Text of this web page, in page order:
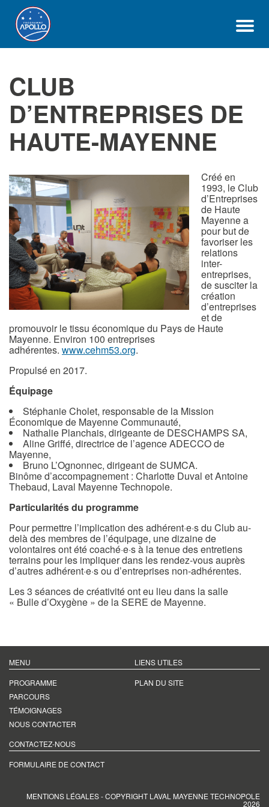
CLUB
D’ENTREPRISES DE
HAUTE-MAYENNE
Créé en
1993, le Club
d’Entreprises
de Haute
Mayenne a
pour but de
favoriser les
relations
inter-
entreprises,
de susciter la
création
d’entreprises
et de
promouvoir le tissu économique du Pays de Haute
Mayenne. Environ 100 entreprises
adhérentes. www.cehm53.org.
Propulsé en 2017.
Équipage
Stéphanie Cholet, responsable de la Mission
Économique de Mayenne Communauté,
Nathalie Planchais, dirigeante de DESCHAMPS SA,
Aline Griffé, directrice de l’agence ADECCO de
Mayenne,
Bruno L’Ognonnec, dirigeant de SUMCA.
Binôme d’accompagnement : Charlotte Duval et Antoine
Thebaud, Laval Mayenne Technopole.
Particularités du programme
Pour permettre l’implication des adhérent·e·s du Club au-
delà des membres de l’équipage, une dizaine de
volontaires ont été coaché·e·s à la tenue des entretiens
terrains pour les impliquer dans les rendez-vous auprès
d’autres adhérent·e·s ou d’entreprises non-adhérentes.
Les 3 séances de créativité ont eu lieu dans la salle
« Bulle d’Oxygène » de la SERE de Mayenne.
MENU
PROGRAMME
PARCOURS
TÉMOIGNAGES
NOUS CONTACTER
LIENS UTILES
PLAN DU SITE
CONTACTEZ-NOUS
FORMULAIRE DE CONTACT
MENTIONS LÉGALES- COPYRIGHT LAVAL MAYENNE TECHNOPOLE
2026